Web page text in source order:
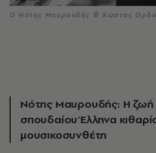
Ο Νότης Μαυρουδής © Κώστας
Νότης Μαυρουδής: Η ζωή
σπουδαίου Έλληνα
μουσικοσυνθέτη